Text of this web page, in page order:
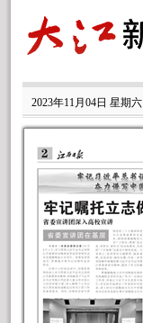
2023年11月04日 星期六